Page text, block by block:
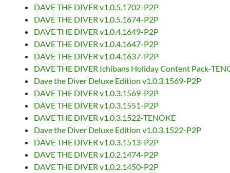
DAVE THE DIVER v1.0.5.1702-P2P
DAVE THE DIVER v1.0.5.1674-P2P
DAVE THE DIVER v1.0.4.1649-P2P
DAVE THE DIVER v1.0.4.1647-P2P
DAVE THE DIVER v1.0.4.1637-P2P
DAVE THE DIVER Ichibans Holiday Content Pack-
Dave the Diver Deluxe Edition v1.0.3.1569-P2P
DAVE THE DIVER v1.0.3.1569-P2P
DAVE THE DIVER v1.0.3.1551-P2P
DAVE THE DIVER v1.0.3.1522-TENOKE
Dave the Diver Deluxe Edition v1.0.3.1522-P2P
DAVE THE DIVER v1.0.3.1513-P2P
DAVE THE DIVER v1.0.2.1474-P2P
DAVE THE DIVER v1.0.2.1450-P2P